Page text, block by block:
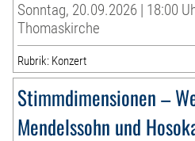
Sonntag, 20.09.2026 | 18:00
Thomaskirche
Rubrik: Konzert
Stimmdimensionen –
Mendelssohn und